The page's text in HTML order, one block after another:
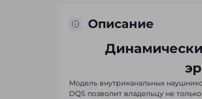
Описание
Модель внутриканальных
DQS позволит владельцу не